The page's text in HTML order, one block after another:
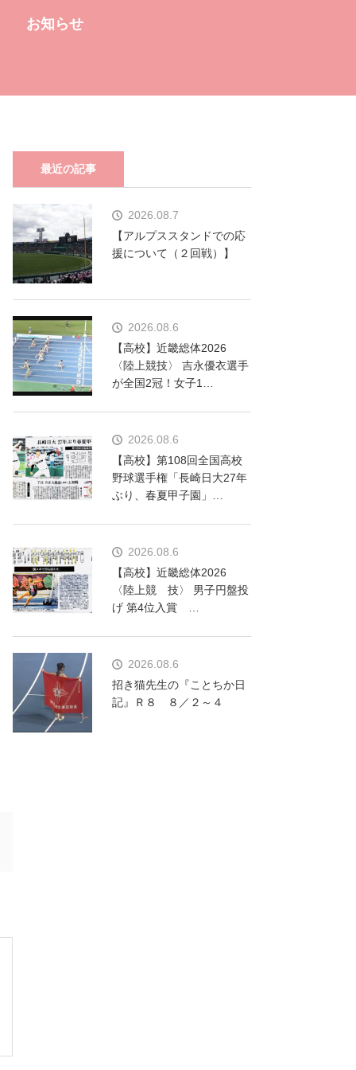
お知らせ
最近の記事
2026.08.7
【アルプススタンドでの応
援について（２回戦）】
2026.08.6
【高校】近畿総体2026
〈陸上競技〉 吉永優衣選手
が全国2冠！女子1…
2026.08.6
【高校】第108回全国高校
野球選手権「長崎日大27年
ぶり、春夏甲子園」…
2026.08.6
【高校】近畿総体2026
〈陸上競 技〉 男子円盤投
げ 第4位入賞 …
2026.08.6
招き猫先生の『ことちか日
記』Ｒ８ ８／２～４